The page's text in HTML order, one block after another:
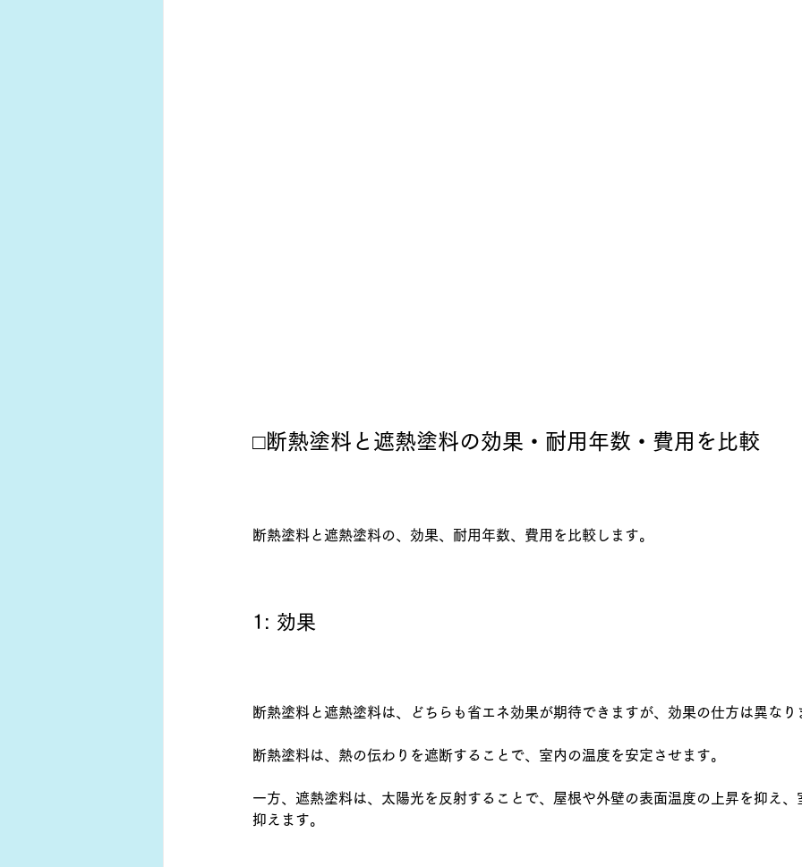
□断熱塗料と遮熱塗料の効果・耐用年数・費用を比較
断熱塗料と遮熱塗料の、効果、耐用年数、費用を比較します。
1: 効果
断熱塗料と遮熱塗料は、どちらも省エネ効果が期待できますが、効果の仕方は異なり
断熱塗料は、熱の伝わりを遮断することで、室内の温度を安定させます。
一方、遮熱塗料は、太陽光を反射することで、屋根や外壁の表面温度の上昇を抑え、
抑えます。